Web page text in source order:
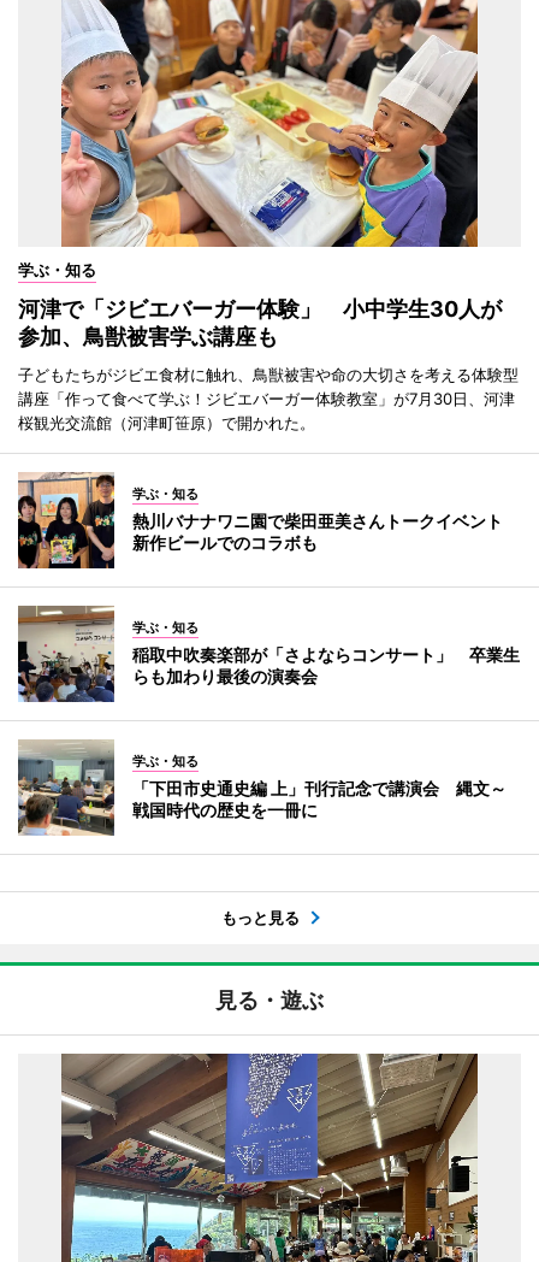
学ぶ・知る
河津で「ジビエバーガー体験」 小中学生30人が
参加、鳥獣被害学ぶ講座も
子どもたちがジビエ食材に触れ、鳥獣被害や命の大切さを考える体験型
講座「作って食べて学ぶ！ジビエバーガー体験教室」が7月30日、河津
桜観光交流館（河津町笹原）で開かれた。
学ぶ・知る
熱川バナナワニ園で柴田亜美さんトークイベント
新作ビールでのコラボも
学ぶ・知る
稲取中吹奏楽部が「さよならコンサート」 卒業生
らも加わり最後の演奏会
学ぶ・知る
「下田市史通史編 上」刊行記念で講演会 縄文～
戦国時代の歴史を一冊に
もっと見る
見る・遊ぶ